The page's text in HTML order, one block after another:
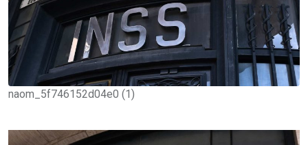
naom_5f746152d04e0 (1)